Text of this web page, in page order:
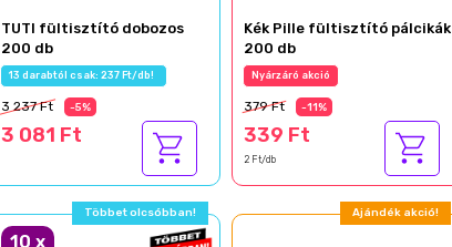
TUTI fültisztító dobozos
200 db
13 darabtól csak: 237 Ft/db!
3 237 Ft -5%
3 081 Ft
Kék Pille fültisztító pálcikák
200 db
Nyárzáró akció
379 Ft -11%
339 Ft
2 Ft/db
Többet olcsóbban!
10 x
Ajándék akció!